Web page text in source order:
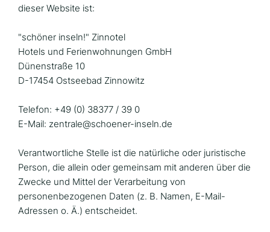
dieser Website ist:
"schöner inseln!" Zinnotel
Hotels und Ferienwohnungen GmbH
Dünenstraße 10
D-17454 Ostseebad Zinnowitz
Telefon: +49 (0) 38377 / 39 0
E-Mail: zentrale@schoener-inseln.de
Verantwortliche Stelle ist die natürliche oder juristische
Person, die allein oder gemeinsam mit anderen über die
Zwecke und Mittel der Verarbeitung von
personenbezogenen Daten (z. B. Namen, E-Mail-
Adressen o. Ä.) entscheidet.